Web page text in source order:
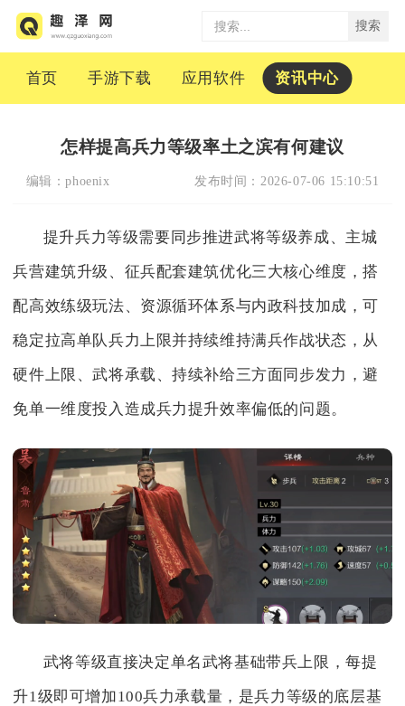
搜索
首页 手游下载 应用软件 资讯中心
怎样提高兵力等级率土之滨有何建议
编辑：phoenix 发布时间： 2026-07-06 15:10:51
提升兵力等级需要同步推进武将等级养成、主城
兵营建筑升级、征兵配套建筑优化三大核心维度，搭
配高效练级玩法、资源循环体系与内政科技加成，可
稳定拉高单队兵力上限并持续维持满兵作战状态，从
硬件上限、武将承载、持续补给三方面同步发力，避
免单一维度投入造成兵力提升效率偏低的问题。
武将等级直接决定单名武将基础带兵上限，每提
升1级即可增加100兵力承载量，是兵力等级的底层基